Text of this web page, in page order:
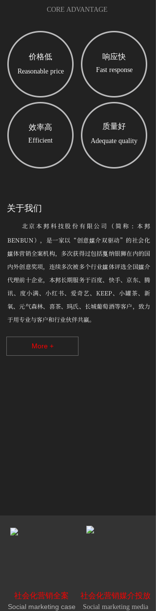
CORE ADVANTAGE
价格低
Reasonable price
响应快
Fast response
质量好
Adequate quality
效率高
Efficient
关于我们
北京本邦科技股份有限公司（简称：本邦
BENBUN）， 是一家以“创意媒介双驱动”的社会化
媒体营销全案机构，多次获得过包括戛纳银狮在内的国
内外创意奖项，连续多次被多个行业媒体评选全国媒介
代理前十企业，本邦长期服务于百度、快手、京东、腾
讯、度小满、小红书、爱奇艺、KEEP、小罐茶、新
氧、元气森林、喜茶、玛氏、长城葡萄酒等客户，致力
于用专业与客户和行业伙伴共赢。
More +
社会化营销全案
Social marketing case
社会化营销媒介投放
Social marketing media